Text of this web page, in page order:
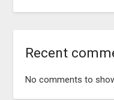
Recent
No comments to